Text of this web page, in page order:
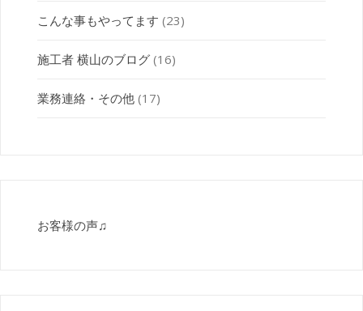
こんな事もやってます (23)
施工者 横山のブログ(16)
業務連絡・その他(17)
お客様の声♫